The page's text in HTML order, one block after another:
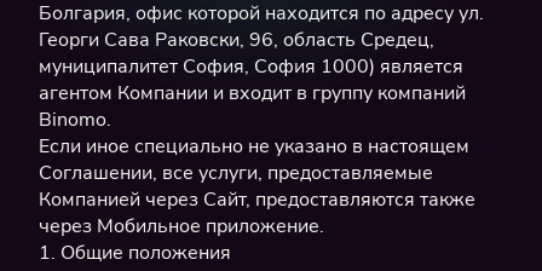
Болгария, офис которой находится по адресу ул.
Георги Сава Раковски, 96, область Средец,
муниципалитет София, София 1000) является
агентом Компании и входит в группу компаний
Binomo.
Если иное специально не указано в настоящем
Соглашении, все услуги, предоставляемые
Компанией через Сайт, предоставляются также
через Мобильное приложение.
1. Общие положения